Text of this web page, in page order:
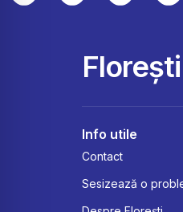
Info utile
Contact
Sesizează o